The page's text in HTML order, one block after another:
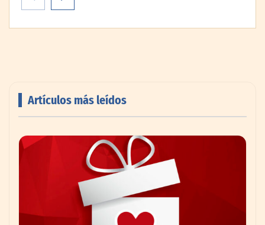
impulsando la colaboración en el sector
Artículos más leídos